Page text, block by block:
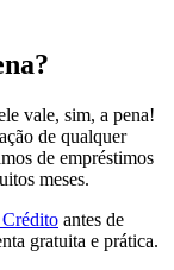
vale, sim, a pena!
de qualquer
de empréstimos
meses.
antes de
gratuita e prática.